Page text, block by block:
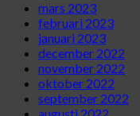
mars 2023
februari 2023
januari 2023
december 2022
november 2022
oktober 2022
september 2022